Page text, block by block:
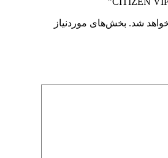
شد. بخش‌های موردنیاز